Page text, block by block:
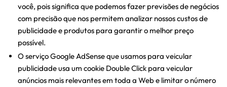
você, pois significa que podemos fazer previsões de negócios
com precisão que nos permitem analizar nossos custos de
publicidade e produtos para garantir o melhor preço
possível.
O serviço Google AdSense que usamos para veicular
publicidade usa um cookie Double Click para veicular
anúncios mais relevantes em toda a Web e limitar o número